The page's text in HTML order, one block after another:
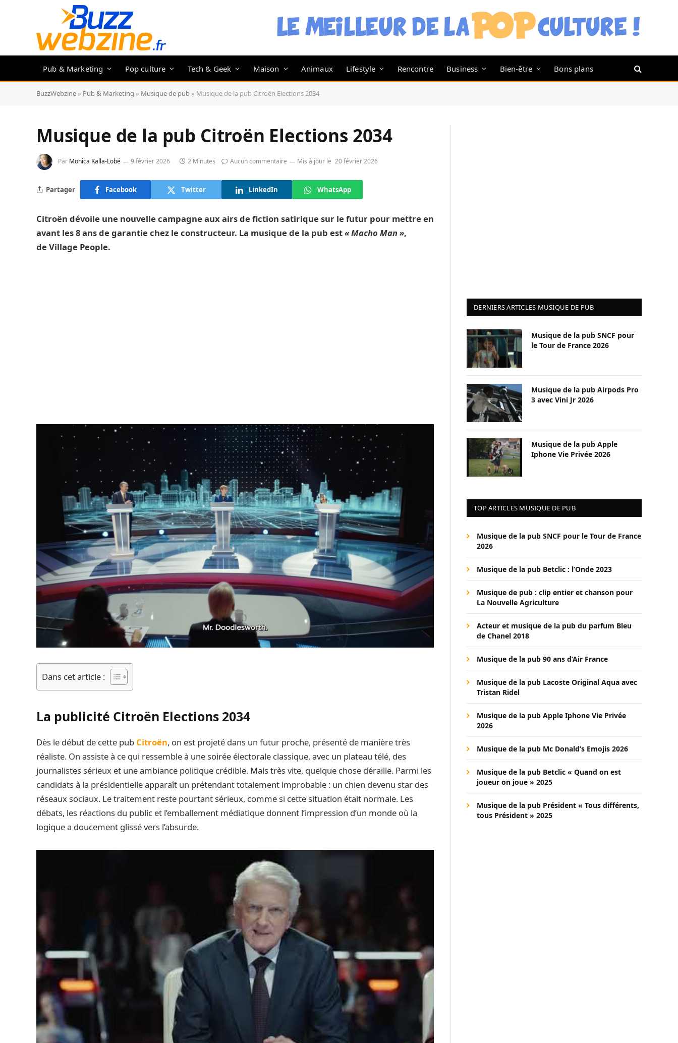
Pub & Marketing Pop culture Tech & Geek Maison Animaux Lifestyle Rencontre Business Bien-être Bons plans
BuzzWebzine » Pub & Marketing » Musique de pub » Musique de la pub Citroën Elections 2034
Musique de la pub Citroën Elections 2034
Par Monica Kalla-Lobé 9 février 2026 2 Minutes Aucun commentaire Mis à jour le 20 février 2026
Partager Facebook Twitter LinkedIn WhatsApp
Citroën dévoile une nouvelle campagne aux airs de fiction satirique sur le futur pour mettre en
avant les 8 ans de garantie chez le constructeur. La musique de la pub est« Macho Man »,
de Village People.
Dans cet article :
La publicité Citroën Elections 2034
Dès le début de cette pub Citroën, on est projeté dans un futur proche, présenté de manière très
réaliste. On assiste à ce qui ressemble à une soirée électorale classique, avec un plateau télé, des
journalistes sérieux et une ambiance politique crédible. Mais très vite, quelque chose déraille. Parmi les
candidats à la présidentielle apparaît un prétendant totalement improbable : un chien devenu star des
réseaux sociaux. Le traitement reste pourtant sérieux, comme si cette situation était normale. Les
débats, les réactions du public et l’emballement médiatique donnent l’impression d’un monde où la
logique a doucement glissé vers l’absurde.
DERNIERS ARTICLES MUSIQUE DE PUB
Musique de la pub SNCF pour
le Tour de France 2026
Musique de la pub Airpods Pro
3 avec Vini Jr 2026
Musique de la pub Apple
Iphone Vie Privée 2026
TOP ARTICLES MUSIQUE DE PUB
Musique de la pub SNCF pour le Tour de France
2026
Musique de la pub Betclic : l’Onde 2023
Musique de pub : clip entier et chanson pour
La Nouvelle Agriculture
Acteur et musique de la pub du parfum Bleu
de Chanel 2018
Musique de la pub 90 ans d’Air France
Musique de la pub Lacoste Original Aqua avec
Tristan Ridel
Musique de la pub Apple Iphone Vie Privée
2026
Musique de la pub Mc Donald’s Emojis 2026
Musique de la pub Betclic « Quand on est
joueur on joue » 2025
Musique de la pub Président « Tous différents,
tous Président » 2025